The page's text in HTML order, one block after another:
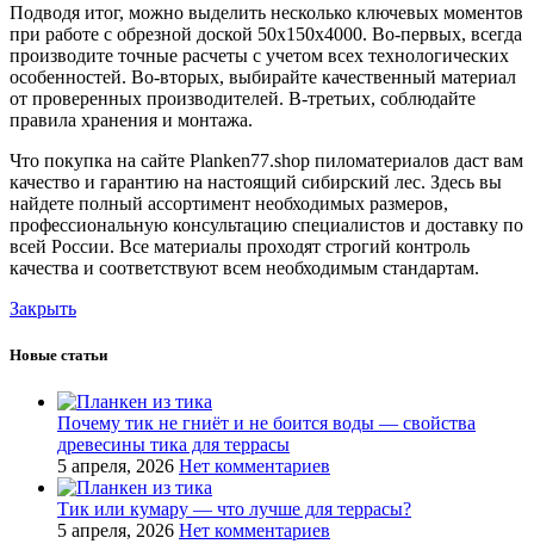
Подводя итог, можно выделить несколько ключевых моментов
при работе с обрезной доской 50х150х4000. Во-первых, всегда
производите точные расчеты с учетом всех технологических
особенностей. Во-вторых, выбирайте качественный материал
от проверенных производителей. В-третьих, соблюдайте
правила хранения и монтажа.
Что покупка на сайте Planken77.shop пиломатериалов даст вам
качество и гарантию на настоящий сибирский лес. Здесь вы
найдете полный ассортимент необходимых размеров,
профессиональную консультацию специалистов и доставку по
всей России. Все материалы проходят строгий контроль
качества и соответствуют всем необходимым стандартам.
Закрыть
Новые статьи
Почему тик не гниёт и не боится воды — свойства
древесины тика для террасы
5 апреля, 2026 Нет комментариев
Тик или кумару — что лучше для террасы?
5 апреля, 2026 Нет комментариев